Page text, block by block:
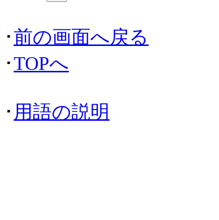
･前の画面へ戻る
･TOPへ
･ 用語の説明